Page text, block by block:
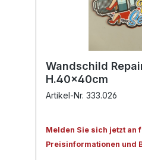
Wandschild
H.40x40cm
Artikel-Nr. 333.026
Melden Sie sich jetzt an
Preisinformationen und